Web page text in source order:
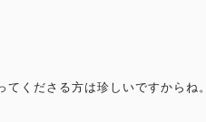
くださる方は珍しいですからね。